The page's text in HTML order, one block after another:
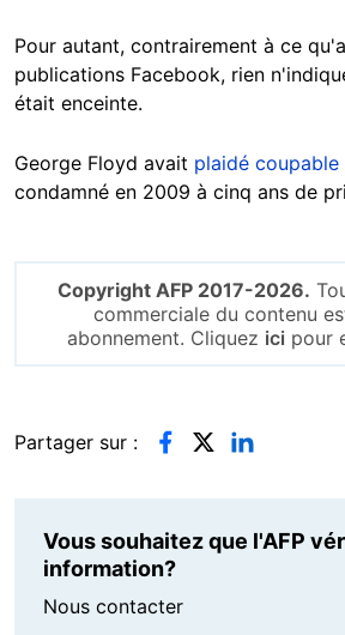
Pour autant, contrairement à ce
publications Facebook, rien
était enceinte.
George Floyd avait plaidé coupable
condamné en 2009 à cinq ans de
Copyright AFP 2017-2026.
commerciale du contenu
abonnement. Cliquez ici pour
Partager sur :
Vous souhaitez que l'AFP
information?
Nous contacter